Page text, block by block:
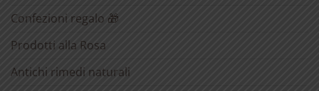
Confezioni regalo 🎁
Prodotti alla Rosa
Antichi rimedi naturali